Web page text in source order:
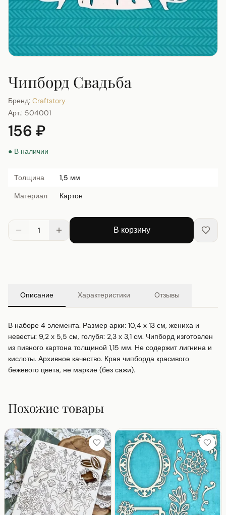
Чипборд Свадьба
Бренд: Craftstory
Арт.: 504001
156 ₽
● В наличии
Толщина
1,5 мм
Материал
Картон
1 В корзину
Описание Характеристики Отзывы
В наборе 4 элемента. Размер арки: 10,4 х 13 см, жениха и
невесты: 9,2 х 5,5 см, голубя: 2,3 х 3,1 см. Чипборд изготовлен
из пивного картона толщиной 1,15 мм. Не содержит лигнина и
кислоты. Архивное качество. Края чипборда красивого
бежевого цвета, не маркие (без сажи).
Похожие товары